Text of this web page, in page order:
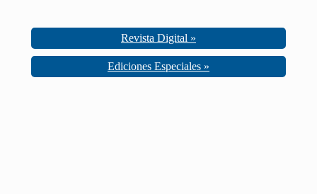
Revista Digital »
Ediciones Especiales »